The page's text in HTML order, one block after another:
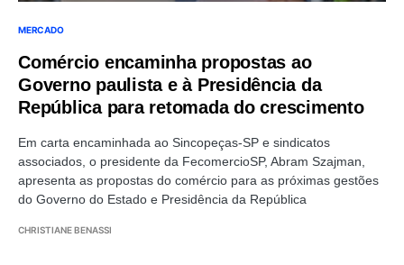
MERCADO
Comércio encaminha propostas ao
Governo paulista e à Presidência da
República para retomada do crescimento
Em carta encaminhada ao Sincopeças-SP e sindicatos
associados, o presidente da FecomercioSP, Abram Szajman,
apresenta as propostas do comércio para as próximas gestões
do Governo do Estado e Presidência da República
CHRISTIANE BENASSI